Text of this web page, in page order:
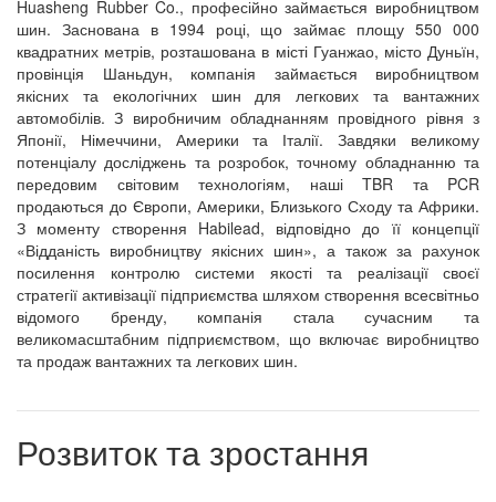
Huasheng Rubber Co., професійно займається виробництвом
шин. Заснована в 1994 році, що займає площу 550 000
квадратних метрів, розташована в місті Гуанжао, місто Дуньїн,
провінція Шаньдун, компанія займається виробництвом
якісних та екологічних шин для легкових та вантажних
автомобілів. З виробничим обладнанням провідного рівня з
Японії, Німеччини, Америки та Італії. Завдяки великому
потенціалу досліджень та розробок, точному обладнанню та
передовим світовим технологіям, наші TBR та PCR
продаються до Європи, Америки, Близького Сходу та Африки.
З моменту створення Habilead, відповідно до її концепції
«Відданість виробництву якісних шин», а також за рахунок
посилення контролю системи якості та реалізації своєї
стратегії активізації підприємства шляхом створення всесвітньо
відомого бренду, компанія стала сучасним та
великомасштабним підприємством, що включає виробництво
та продаж вантажних та легкових шин.
Розвиток та зростання